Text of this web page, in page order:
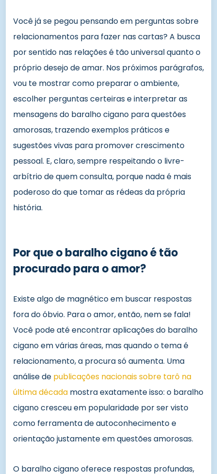
Você já se pegou pensando em perguntas sobre
relacionamentos para fazer nas cartas? A busca
por sentido nas relações é tão universal quanto o
próprio desejo de amar. Nos próximos parágrafos,
vou te mostrar como preparar o ambiente,
escolher perguntas certeiras e interpretar as
mensagens do baralho cigano para questões
amorosas, trazendo exemplos práticos e
sugestões vivas para promover crescimento
pessoal. E, claro, sempre respeitando o livre-
arbítrio de quem consulta, porque nada é mais
poderoso do que tomar as rédeas da própria
história.
Por que o baralho cigano é tão
procurado para o amor?
Existe algo de magnético em buscar respostas
fora do óbvio. Para o amor, então, nem se fala!
Você pode até encontrar aplicações do baralho
cigano em várias áreas, mas quando o tema é
relacionamento, a procura só aumenta. Uma
análise de publicações nacionais sobre tarô na
última década mostra exatamente isso: o baralho
cigano cresceu em popularidade por ser visto
como ferramenta de autoconhecimento e
orientação justamente em questões amorosas.
O baralho cigano oferece respostas profundas,